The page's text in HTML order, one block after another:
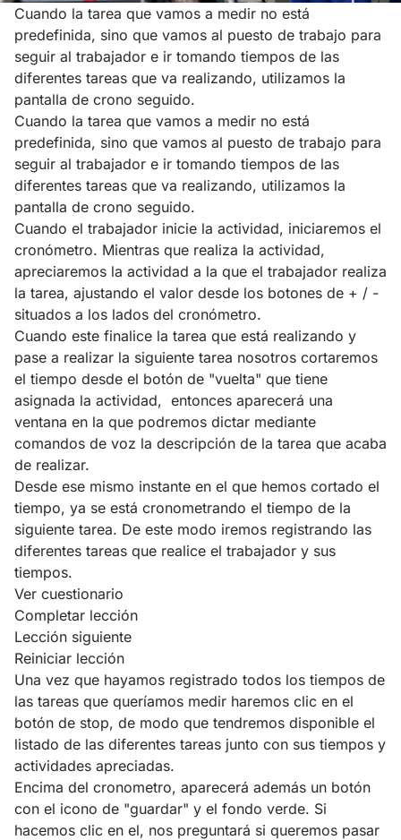
Cuando la tarea que vamos a medir no está
predefinida, sino que vamos al puesto de trabajo para
seguir al trabajador e ir tomando tiempos de las
diferentes tareas que va realizando, utilizamos la
pantalla de crono seguido.
Cuando la tarea que vamos a medir no está
predefinida, sino que vamos al puesto de trabajo para
seguir al trabajador e ir tomando tiempos de las
diferentes tareas que va realizando, utilizamos la
pantalla de crono seguido.
Cuando el trabajador inicie la actividad, iniciaremos el
cronómetro. Mientras que realiza la actividad,
apreciaremos la actividad a la que el trabajador realiza
la tarea, ajustando el valor desde los botones de + / -
situados a los lados del cronómetro.
Cuando este finalice la tarea que está realizando y
pase a realizar la siguiente tarea nosotros cortaremos
el tiempo desde el botón de "vuelta" que tiene
asignada la actividad, entonces aparecerá una
ventana en la que podremos dictar mediante
comandos de voz la descripción de la tarea que acaba
de realizar.
Desde ese mismo instante en el que hemos cortado el
tiempo, ya se está cronometrando el tiempo de la
siguiente tarea. De este modo iremos registrando las
diferentes tareas que realice el trabajador y sus
tiempos.
Ver cuestionario
Completar lección
Lección siguiente
Reiniciar lección
Una vez que hayamos registrado todos los tiempos de
las tareas que queríamos medir haremos clic en el
botón de stop, de modo que tendremos disponible el
listado de las diferentes tareas junto con sus tiempos y
actividades apreciadas.
Encima del cronometro, aparecerá además un botón
con el icono de "guardar" y el fondo verde. Si
hacemos clic en el, nos preguntará si queremos pasar